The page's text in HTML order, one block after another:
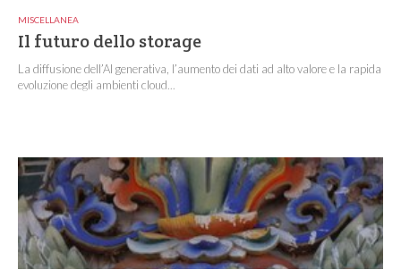
MISCELLANEA
Il futuro dello storage
La diffusione dell’AI generativa, l’aumento dei dati ad alto valore e la rapida
evoluzione degli ambienti cloud...